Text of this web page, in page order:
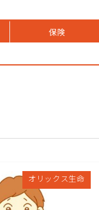
保険
オリックス生命